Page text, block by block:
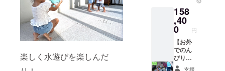
楽しく水遊びを楽しんだ
セット
内容：
畳6枚(3
帖分) ■
縁畳-
Enjoy-
畳1枚
(0.5
158
,40
0 円
【お外
でのん
びり
セット
支援